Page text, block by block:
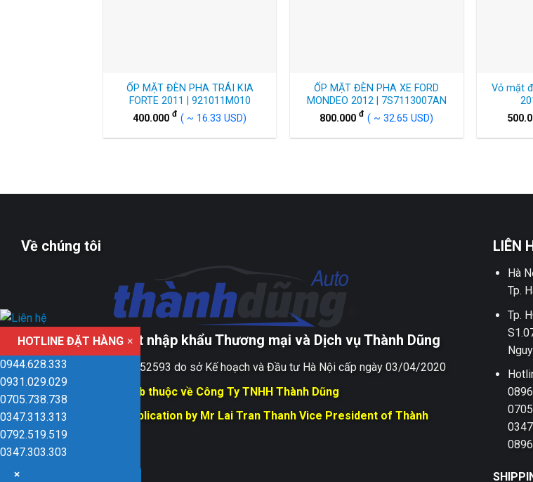
ỐP MẶT ĐÈN PHA TRÁI KIA
FORTE 2011 | 921011M010
400.000 đ ( ~ 16.33 USD)
ỐP MẶT ĐÈN PHA XE FORD
MONDEO 2012 | 7S7113007AN
800.000 đ ( ~ 32.65 USD)
Vỏ mặt
Về chúng tôi
Công ty TNHH xuất nhập khẩu Thương mại và Dịch vụ Thành Dũng
Giấy ĐKKD số 0109152593 do sở Kế hoạch và Đầu tư Hà Nội cấp ngày 03/04/2020
Bản quyền trang web thuộc về Công Ty TNHH Thành Dũng
Responsible for Publication by Mr Lai Tran Thanh Vice President of Thành
Dũng company
LIÊN
Hà
Tp.
Tp.
HOTLINE ĐẶT HÀNG ×
0944.628.333
0931.029.029
0705.738.738
0347.313.313
0792.519.519
0347.303.303
×